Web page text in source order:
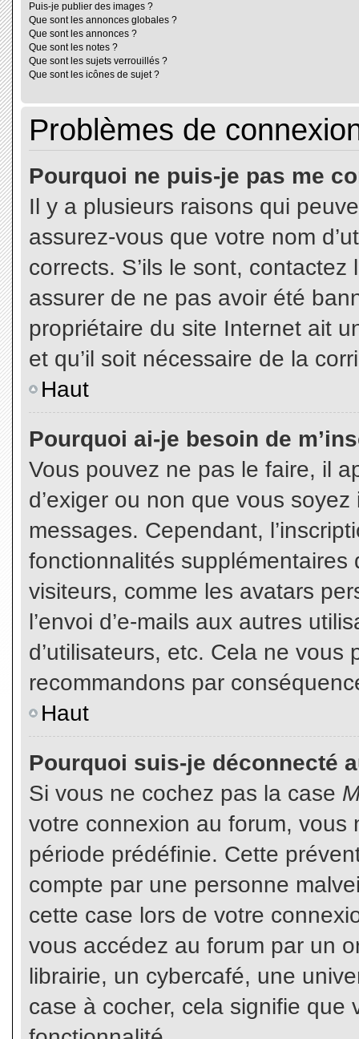
Puis-je publier des images ?
Que sont les annonces globales ?
Que sont les annonces ?
Que sont les notes ?
Que sont les sujets verrouillés ?
Que sont les icônes de sujet ?
Problèmes de
Pourquoi ne puis-je pas me
Il y a plusieurs raisons qui
assurez-vous que votre nom
corrects. S’ils le sont,
assurer de ne pas avoir été
propriétaire du site Internet ait
et qu’il soit nécessaire de la
Haut
Pourquoi ai-je besoin de
Vous pouvez ne pas le faire, il
d’exiger ou non que vous
messages. Cependant,
fonctionnalités
visiteurs, comme les avatars
l’envoi d’e-mails aux autres
d’utilisateurs, etc. Cela ne vous
recommandons par
Haut
Pourquoi suis-je déconnecté
Si vous ne cochez pas la case
votre connexion au forum,
période prédéfinie. Cette
compte par une personne
cette case lors de votre
vous accédez au forum par un
librairie, un cybercafé, une
case à cocher, cela signifie que